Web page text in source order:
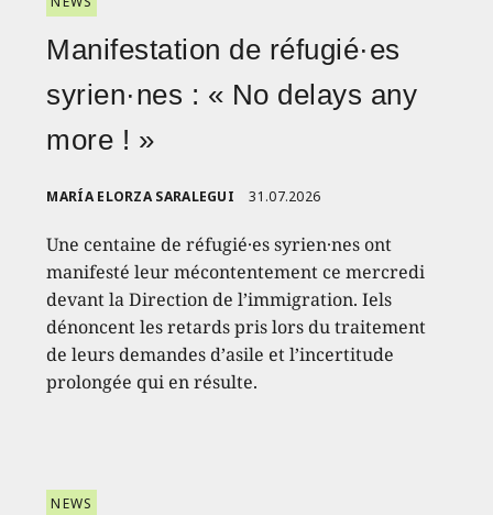
Manifestation de réfugié·es
syrien·nes : « No delays any
more ! »
MARÍA ELORZA SARALEGUI 31.07.2026
Une centaine de réfugié·es syrien·nes ont
manifesté leur mécontentement ce mercredi
devant la Direction de l’immigration. Iels
dénoncent les retards pris lors du traitement
de leurs demandes d’asile et l’incertitude
prolongée qui en résulte.
NEWS